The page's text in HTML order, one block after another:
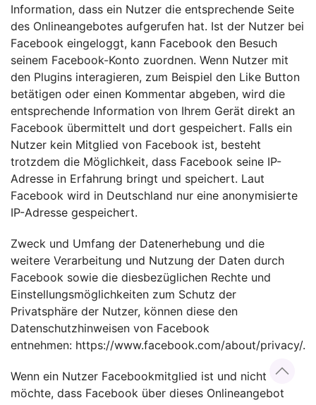
Information, dass ein Nutzer die entsprechende Seite
des Onlineangebotes aufgerufen hat. Ist der Nutzer bei
Facebook eingeloggt, kann Facebook den Besuch
seinem Facebook-Konto zuordnen. Wenn Nutzer mit
den Plugins interagieren, zum Beispiel den Like Button
betätigen oder einen Kommentar abgeben, wird die
entsprechende Information von Ihrem Gerät direkt an
Facebook übermittelt und dort gespeichert. Falls ein
Nutzer kein Mitglied von Facebook ist, besteht
trotzdem die Möglichkeit, dass Facebook seine IP-
Adresse in Erfahrung bringt und speichert. Laut
Facebook wird in Deutschland nur eine anonymisierte
IP-Adresse gespeichert.
Zweck und Umfang der Datenerhebung und die
weitere Verarbeitung und Nutzung der Daten durch
Facebook sowie die diesbezüglichen Rechte und
Einstellungsmöglichkeiten zum Schutz der
Privatsphäre der Nutzer, können diese den
Datenschutzhinweisen von Facebook
entnehmen: https://www.facebook.com/about/privacy/.
Wenn ein Nutzer Facebookmitglied ist und nicht
möchte, dass Facebook über dieses Onlineangebot